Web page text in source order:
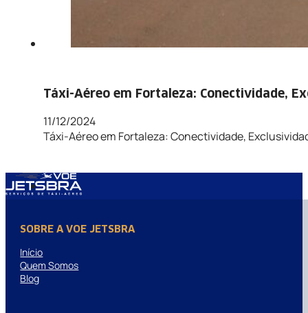
Táxi-Aéreo em Fortaleza: Conectividade,
11/12/2024
Táxi-Aéreo em Fortaleza: Conectividade,
SOBRE A VOE JETSBRA
Início
Quem Somos
Blog